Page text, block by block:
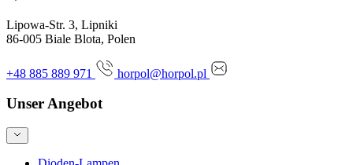
Lipowa-Str. 3, Lipniki
86-005 Biale Blota, Polen
+48 885 889 971 horpol@horpol.pl
Unser Angebot